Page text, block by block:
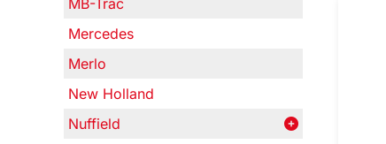
MB-Trac
Mercedes
Merlo
New Holland
Nuffield